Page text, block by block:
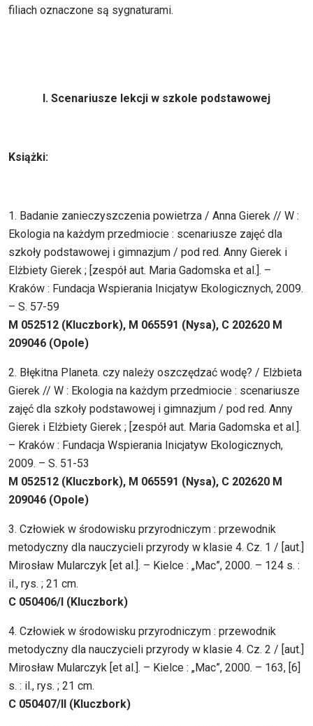
filiach oznaczone są sygnaturami.
I. Scenariusze lekcji w szkole podstawowej
Książki:
1. Badanie zanieczyszczenia powietrza / Anna Gierek // W :
Ekologia na każdym przedmiocie : scenariusze zajęć dla
szkoły podstawowej i gimnazjum / pod red. Anny Gierek i
Elżbiety Gierek ; [zespół aut. Maria Gadomska et al.]. –
Kraków : Fundacja Wspierania Inicjatyw Ekologicznych, 2009.
– S. 57-59
M 052512 (Kluczbork), M 065591 (Nysa), C 202620 M
209046 (Opole)
2. Błękitna Planeta. czy należy oszczędzać wodę? / Elżbieta
Gierek // W : Ekologia na każdym przedmiocie : scenariusze
zajęć dla szkoły podstawowej i gimnazjum / pod red. Anny
Gierek i Elżbiety Gierek ; [zespół aut. Maria Gadomska et al.].
– Kraków : Fundacja Wspierania Inicjatyw Ekologicznych,
2009. – S. 51-53
M 052512 (Kluczbork), M 065591 (Nysa), C 202620 M
209046 (Opole)
3. Człowiek w środowisku przyrodniczym : przewodnik
metodyczny dla nauczycieli przyrody w klasie 4. Cz. 1 / [aut.]
Mirosław Mularczyk [et al.]. – Kielce : „Mac”, 2000. – 124 s. :
il., rys. ; 21 cm.
C 050406/I (Kluczbork)
4. Człowiek w środowisku przyrodniczym : przewodnik
metodyczny dla nauczycieli przyrody w klasie 4. Cz. 2 / [aut.]
Mirosław Mularczyk [et al.]. – Kielce : „Mac”, 2000. – 163, [6]
s. : il., rys. ; 21 cm.
C 050407/II (Kluczbork)